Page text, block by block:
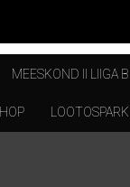
MEESKOND II LIIGA B
LOOTOSPARK